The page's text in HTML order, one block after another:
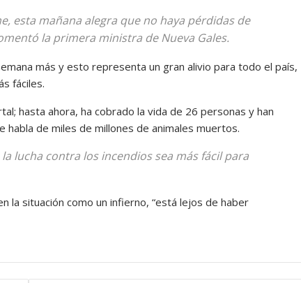
esta mañana alegra que no haya pérdidas de
la primera ministra de Nueva Gales.
más y esto representa un gran alivio para todo el país,
fáciles.
hasta ahora, ha cobrado la vida de 26 personas y han
de miles de millones de animales muertos.
lucha contra los incendios sea más fácil para
la situación como un infierno, “está lejos de haber